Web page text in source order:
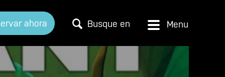
ahora Busque en